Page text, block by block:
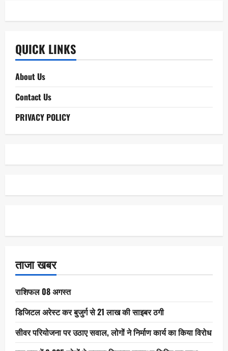
QUICK LINKS
About Us
Contact Us
PRIVACY POLICY
ताजा खबर
राशिफल 08 अगस्त
डिजिटल अरेस्ट कर बुजुर्ग से 21 लाख की साइबर ठगी
सीवर परियोजना पर उठाए सवाल, लोगों ने निर्माण कार्य का किया विरोध